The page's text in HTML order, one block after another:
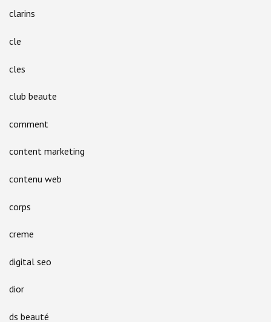
clarins
cle
cles
club beaute
comment
content marketing
contenu web
corps
creme
digital seo
dior
ds beauté